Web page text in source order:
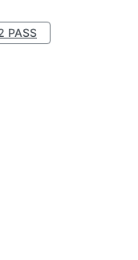
PASS